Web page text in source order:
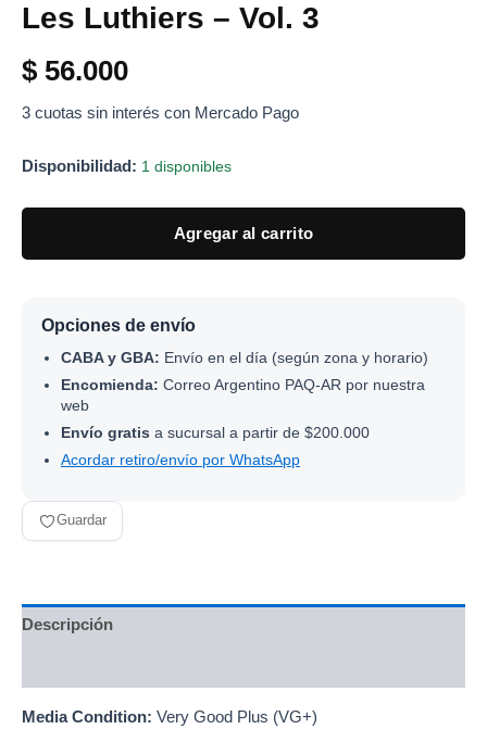
Les Luthiers – Vol. 3
$ 56.000
3 cuotas sin interés con Mercado Pago
Disponibilidad: 1 disponibles
Agregar al carrito
Opciones de envío
CABA y GBA: Envío en el día (según zona y horario)
Encomienda: Correo Argentino PAQ-AR por nuestra
web
Envío gratis a sucursal a partir de $200.000
Acordar retiro/envío por WhatsApp
Guardar
Descripción
Media Condition: Very Good Plus (VG+)